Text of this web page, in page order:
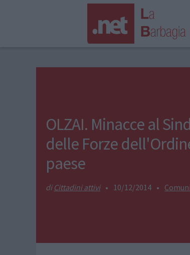
OLZAI. Minacce al
delle Forze
paese
Cittadini attivi • 10/12/2014 •